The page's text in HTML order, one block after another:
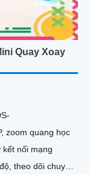
Quay Xoay
zoom quang học
theo dõi chuyển